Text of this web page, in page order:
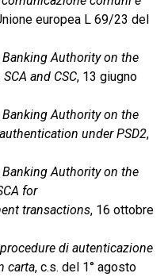
europea L 69/23 del
Authority on the
and CSC, 13 giugno
Authority on the
under PSD2,
Authority on the
for
transactions, 16 ottobre
di autenticazione
carta, c.s. del 1° agosto